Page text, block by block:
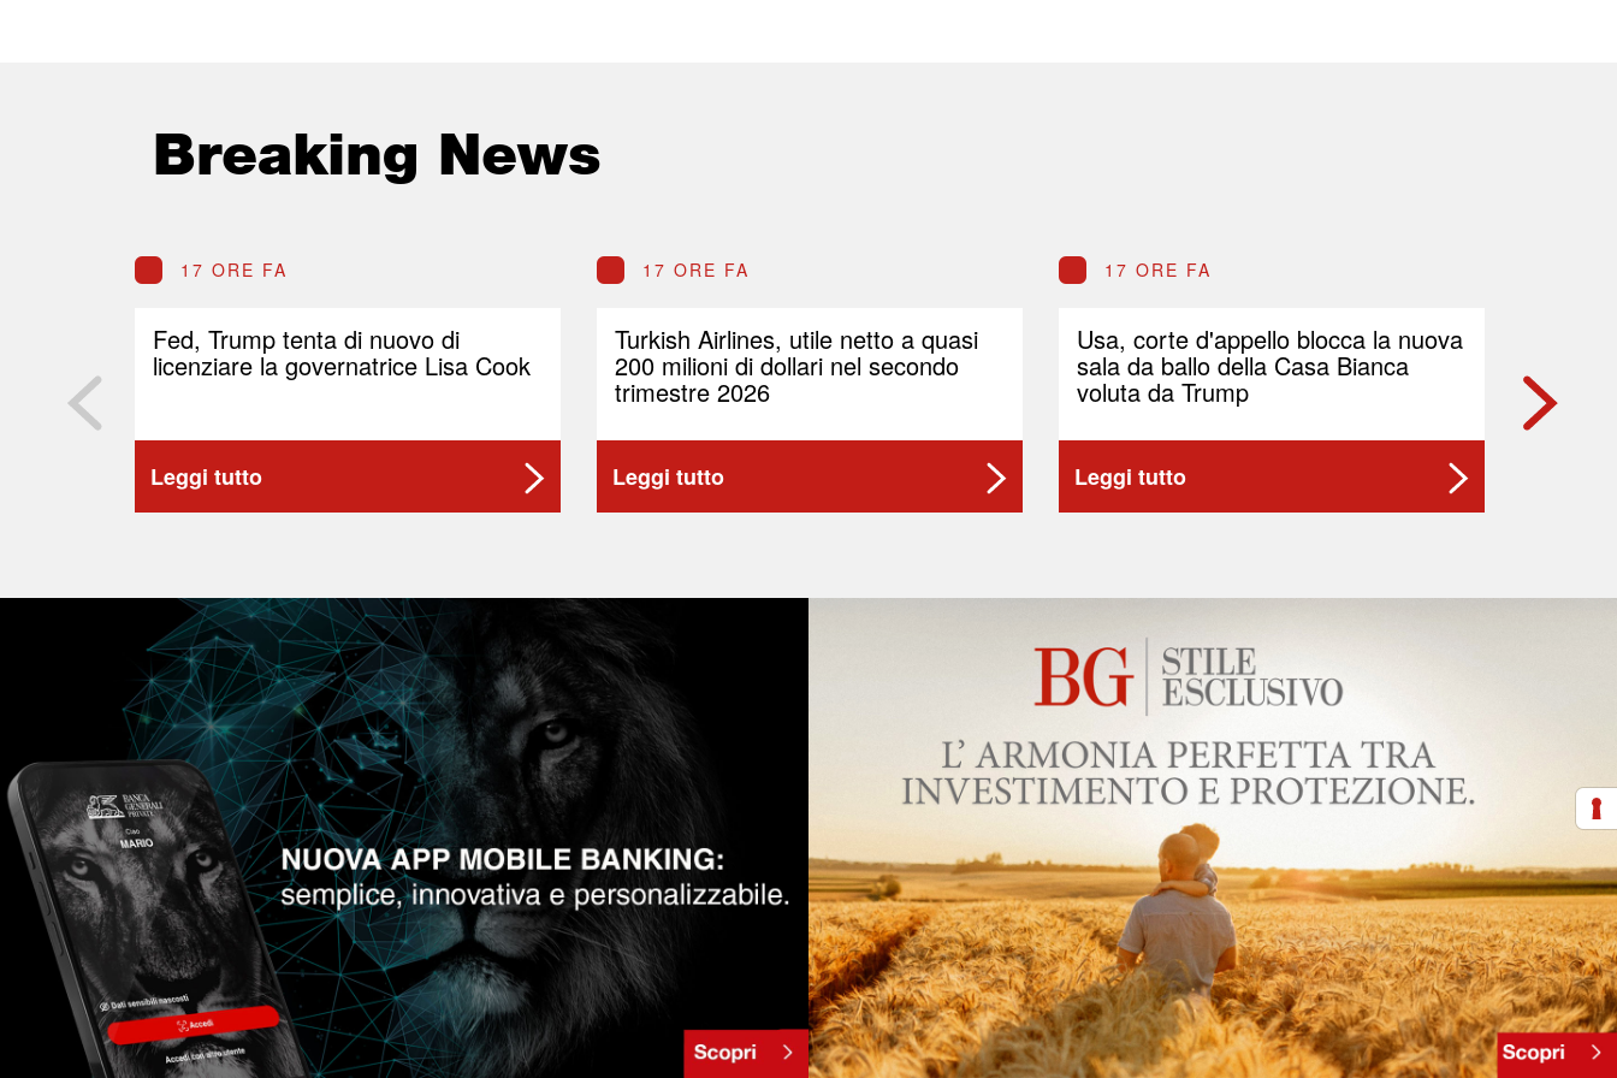
Breaking News
17 ORE FA
Fed, Trump tenta di nuovo di
licenziare la governatrice Lisa Cook
Leggi tutto
17 ORE FA
Turkish Airlines, utile netto a quasi
200 milioni di dollari nel secondo
trimestre 2026
Leggi tutto
17 ORE FA
Usa, corte d'appello blocca la nuova
sala da ballo della Casa Bianca
voluta da Trump
Leggi tutto